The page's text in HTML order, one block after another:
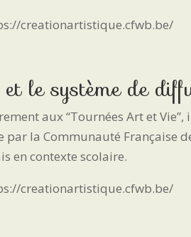
creationartistique.cfwb.be/
et le système de
aux “Tournées Art et Vie”,
la Communauté Française
en contexte scolaire.
creationartistique.cfwb.be/